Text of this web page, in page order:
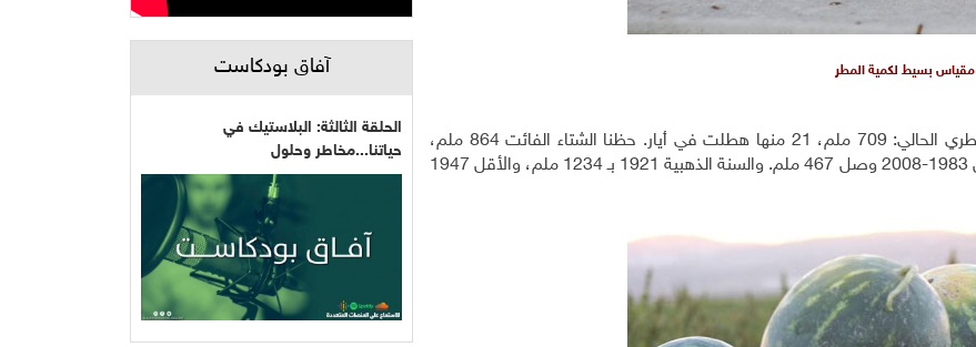
مقياس بسيط لكمية المطر
كان غيث برقين العامرة، وفق مقياسنا الخاص للموسم المطري الحالي: 709 ملم، 21 منها هطلت في أيار. حظنا الشتاء الفائت 864 ملم،
ومعدل الربع الأول من القرن الماضي 493 ملم، والمعدل بين 1983-2008 وصل 467 ملم. والسنة الذهبية 1921 بـ 1234 ملم، والأقل 1947
آفاق بودكاست
الحلقة الثالثة: البلاستيك في
حياتنا...مخاطر وحلول